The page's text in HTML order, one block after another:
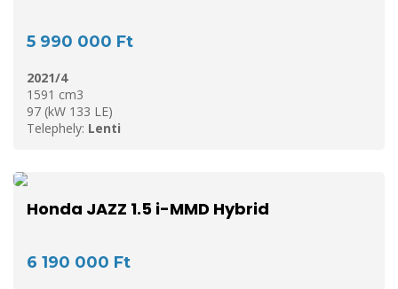
5 990 000 Ft
2021/4
1591 cm3
97 (kW 133 LE)
Telephely: Lenti
Honda JAZZ 1.5 i-MMD Hybrid
6 190 000 Ft